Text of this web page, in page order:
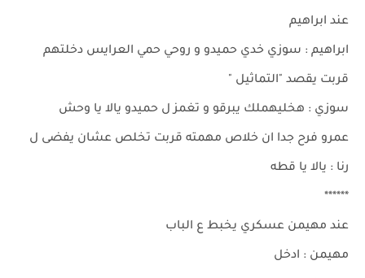
عند ابراهيم
ابراهيم : سوزي خدي حميدو و روحي حمي العرايس دخلتهم
قربت يقصد "التماثيل "
سوزي : هخليهملك يبرقو و تغمز ل حميدو يالا يا وحش
عمرو فرح جدا ان خلاص مهمته قربت تخلص عشان يفضى ل
رنا : يالا يا قطه
******
عند مهيمن عسكري يخبط ع الباب
مهيمن : ادخل